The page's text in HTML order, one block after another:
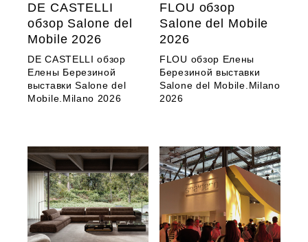
DE CASTELLI
обзор Salone del
Mobile 2026
DE CASTELLI обзор
Елены Березиной
выставки Salone del
Mobile.Milano 2026
FLOU обзор
Salone del Mobile
2026
FLOU обзор Елены
Березиной выставки
Salone del Mobile.Milano
2026